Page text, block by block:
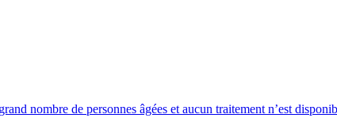
nombre de personnes âgées et aucun traitement n’est